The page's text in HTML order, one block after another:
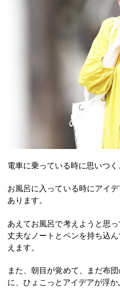
電車に乗っている時に思いつく
お風呂に入っている時にアイ
あります。
あえてお風呂で考えようと思
丈夫なノートとペンを持ち込
えます。
また、朝目が覚めて、まだ布
に、ひょこっとアイデアが浮か